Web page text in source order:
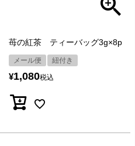
苺の紅茶 ティーバッグ3g×8p
メール便 紐付き
¥1,080税込